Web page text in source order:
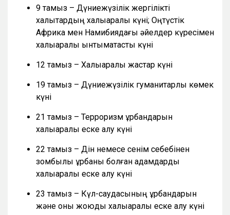
9 тамыз – Дүниежүзілік жергілікті
халықтардың халықаралық күні; Оңтүстік
Африка мен Намибиядағы әйелдер күресімен
халықаралық ынтымақтастық күні
12 тамыз – Халықаралық жастар күні
19 тамыз – Дүниежүзілік гуманитарлық көмек
күні
21 тамыз – Терроризм құрбандарын
халықаралық еске алу күні
22 тамыз – Дін немесе сенім себебінен
зомбылық құрбаны болған адамдарды
халықаралық еске алу күні
23 тамыз – Күл-саудасының құрбандарын
және оны жоюды халықаралық еске алу күні